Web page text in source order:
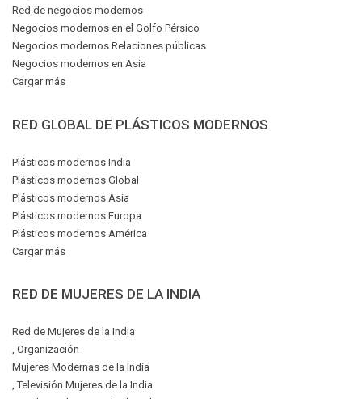
Red de negocios modernos
Negocios modernos en el Golfo Pérsico
Negocios modernos Relaciones públicas
Negocios modernos en Asia
Cargar más
RED GLOBAL DE PLÁSTICOS MODERNOS
Plásticos modernos India
Plásticos modernos Global
Plásticos modernos Asia
Plásticos modernos Europa
Plásticos modernos América
Cargar más
RED DE MUJERES DE LA INDIA
Red de Mujeres de la India
, Organización
Mujeres Modernas de la India
, Televisión Mujeres de la India